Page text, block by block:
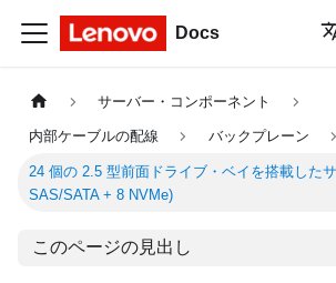
Docs
サーバー・コンポーネント
内部ケーブルの配線 バックプレーン
24 個の 2.5 型前面ドライブ・ベイを搭載した
SAS/SATA + 8 NVMe)
このページの見出し